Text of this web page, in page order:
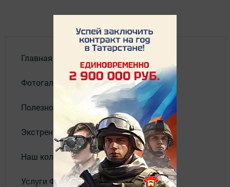
Главная
Фотогалереи
Полезное
Экстренные службы
Наш коллектив
Услуги Филиала АО "ТАТМЕДИА"